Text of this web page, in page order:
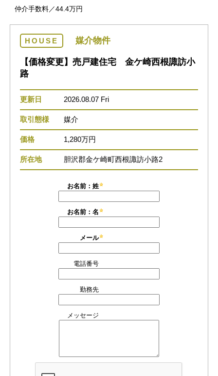
仲介手数料／44.4万円
HOUSE 媒介物件
【価格変更】売戸建住宅 金ケ崎西根諏訪小
路
更新日 2026.08.07 Fri
取引態様 媒介
価格 1,280万円
所在地 胆沢郡金ケ崎町西根諏訪小路2